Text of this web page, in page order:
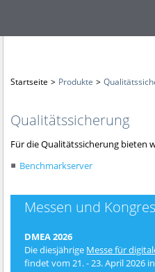
Startseite > Produkte >
Qualitätssicherung
Für die Qualitätssicherung bieten
Benchmarkserver
Messen und
DMEA 2026
Die diesjährige Messe für
findet vom 21. - 23. April 2026